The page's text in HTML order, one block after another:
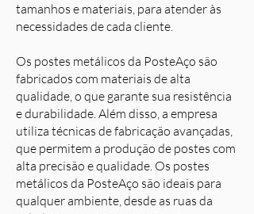
tamanhos e materiais, para atender às
necessidades de cada cliente.
Os postes metálicos da PosteAço são
fabricados com materiais de alta
qualidade, o que garante sua resistência
e durabilidade. Além disso, a empresa
utiliza técnicas de fabricação avançadas,
que permitem a produção de postes com
alta precisão e qualidade. Os postes
metálicos da PosteAço são ideais para
qualquer ambiente, desde as ruas da